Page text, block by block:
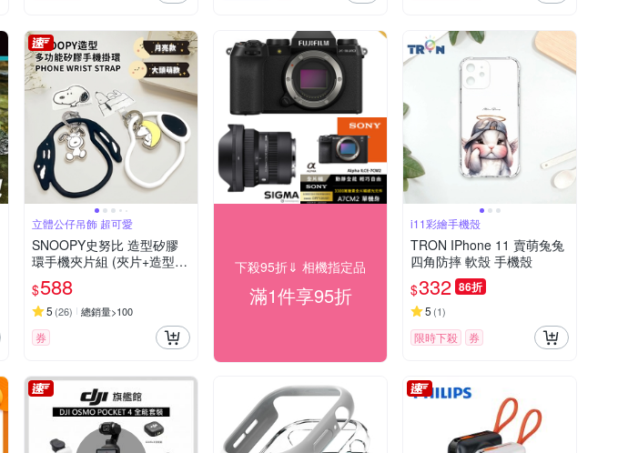
立體公仔吊飾 超可愛
SNOOPY史努比 造型矽膠
環手機夾片組 (夾片+造型掛
飾)
$588
5 (26) 總銷量>100
券
下殺95折⇓ 相機指定品
滿1件享95折
i11彩繪手機殼
TRON IPhone 11 賣萌兔兔
四角防摔 軟殼 手機殼
$332 86折
5 (1)
限時下殺 券